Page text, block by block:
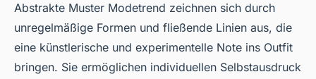
Abstrakte Muster Modetrend zeichnen sich durch
unregelmäßige Formen und fließende Linien aus, die
eine künstlerische und experimentelle Note ins Outfit
bringen. Sie ermöglichen individuellen Selbstausdruck